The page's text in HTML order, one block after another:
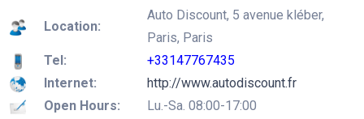
Location:
Auto Discount, 5 avenue kléber,
Paris, Paris
Tel:
+33147767435
Internet:
http://www.autodiscount.fr
Open Hours:
Lu.-Sa. 08:00-17:00